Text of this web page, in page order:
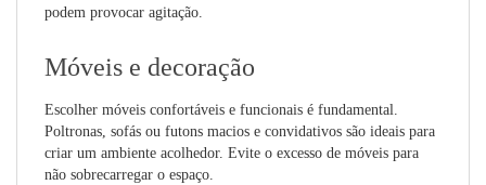
podem provocar agitação.
Móveis e decoração
Escolher móveis confortáveis e funcionais é fundamental.
Poltronas, sofás ou futons macios e convidativos são ideais para
criar um ambiente acolhedor. Evite o excesso de móveis para
não sobrecarregar o espaço.